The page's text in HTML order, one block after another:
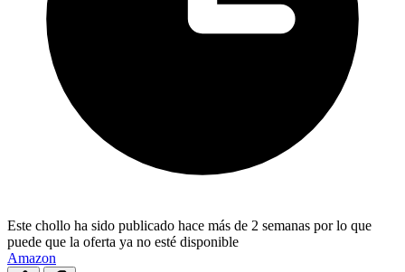
Este chollo ha sido publicado hace más de 2 semanas por lo que
puede que la oferta ya no esté disponible
Amazon